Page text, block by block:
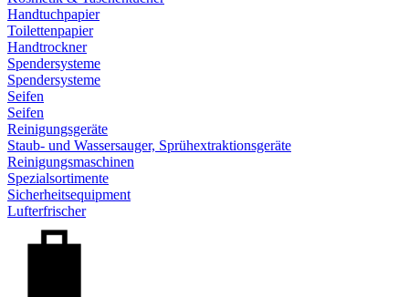
Handtuchpapier
Toilettenpapier
Handtrockner
Spendersysteme
Spendersysteme
Seifen
Seifen
Reinigungsgeräte
Staub- und Wassersauger, Sprühextraktionsgeräte
Reinigungsmaschinen
Spezialsortimente
Sicherheitsequipment
Lufterfrischer